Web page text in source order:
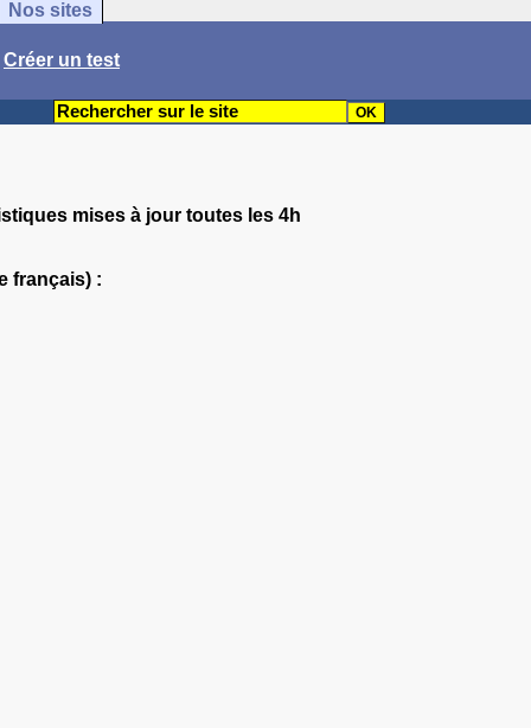
Nos sites
Créer un test
mises à jour toutes les 4h
français) :